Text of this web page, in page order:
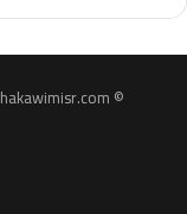
© Copyright 2026, All Rights Reserved |
hakawimisr.com